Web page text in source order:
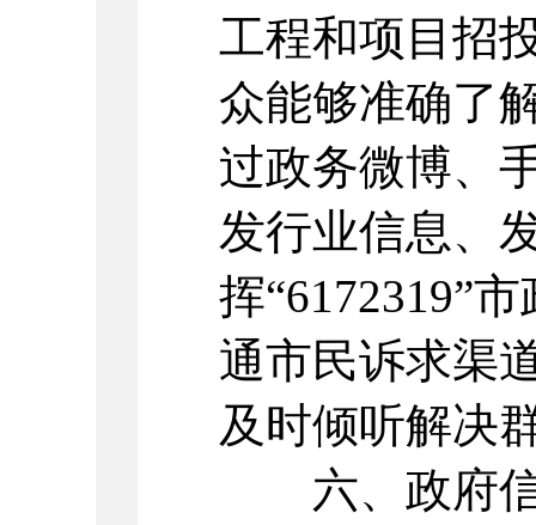
工程和项目招
众能够准确了
过政务微博、
发行业信息、
挥“6172319”
通市民诉求渠
及时倾听解决
六、政府信